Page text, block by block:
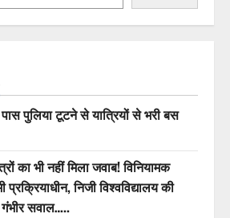
पुलिया टूटने से यात्रियों से भरी बस
का भी नहीं मिला जवाब! विनियामक
निजी विश्वविद्यालय की
सवाल…..